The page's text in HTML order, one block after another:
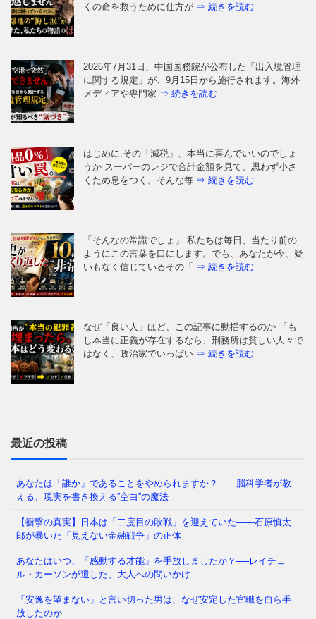
くの命を救うために仕方が ⇒ 続きを読む
2026年7月31日、中国国務院が公布した「出入境管理
に関する規定」が、9月15日から施行されます。海外
メディアや専門家 ⇒ 続きを読む
はじめに:その「減税」、本当に喜んでいいのでしょ
うか スーパーのレジで合計金額を見て、思わず小さ
くため息をつく。そんな毎 ⇒ 続きを読む
「そんなの常識でしょ」 私たちは毎日、当たり前の
ようにこの言葉を口にします。でも、あなたが今、疑
いもなく信じているその「 ⇒ 続きを読む
なぜ「良い人」ほど、この記事に動揺するのか 「も
し本当に正義が存在するなら、刑務所は貧しい人々で
はなく、政治家でいっぱい ⇒ 続きを読む
「わたしたちの多くは大人になるまえに澄みきった洞
ぶらせ、あるときはまった⇒ 続きを読む
た50年解けない心理の檻 経済は豊かなはずなのに、
最近の投稿
あなたは「誰か」であることをやめられますか？——脳科学者が教
える、現実を書き換える”空白”の魔法
【衝撃の真実】日本は「二度目の敗戦」を迎えていた――石原慎太
郎が暴いた「見えない金融戦争」の正体
あなたはいつ、「感動する才能」を手放しましたか？──レイチェ
ル・カーソンが遺した、大人への問いかけ
「安逸を望まない」と言い切った男は、なぜ安定した官職を自ら手
放したのか